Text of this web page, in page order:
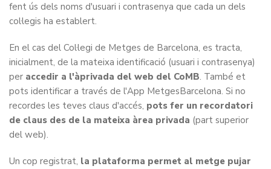
fent ús dels noms d'usuari i contrasenya que cada un dels
col·legis ha establert.
En el cas del Col·legi de Metges de Barcelona, es tracta,
inicialment, de la mateixa identificació (usuari i contrasenya)
per accedir a l'àprivada del web del CoMB. També et
pots identificar a través de l'App MetgesBarcelona. Si no
recordes les teves claus d'accés, pots fer un recordatori
de claus des de la mateixa àrea privada (part superior
del web).
Un cop registrat, la plataforma permet al metge pujar